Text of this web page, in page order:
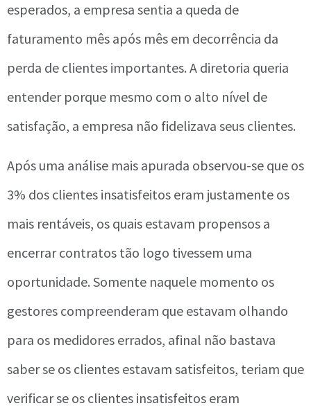
esperados, a empresa sentia a queda de
faturamento mês após mês em decorrência da
perda de clientes importantes. A diretoria queria
entender porque mesmo com o alto nível de
satisfação, a empresa não fidelizava seus clientes.
Após uma análise mais apurada observou-se que os
3% dos clientes insatisfeitos eram justamente os
mais rentáveis, os quais estavam propensos a
encerrar contratos tão logo tivessem uma
oportunidade. Somente naquele momento os
gestores compreenderam que estavam olhando
para os medidores errados, afinal não bastava
saber se os clientes estavam satisfeitos, teriam que
verificar se os clientes insatisfeitos eram